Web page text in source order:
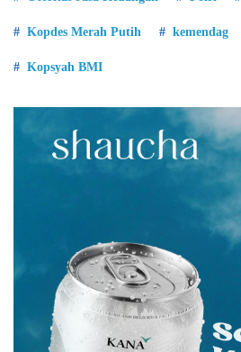
Kopdes Merah Putih kemendag
Kopsyah BMI